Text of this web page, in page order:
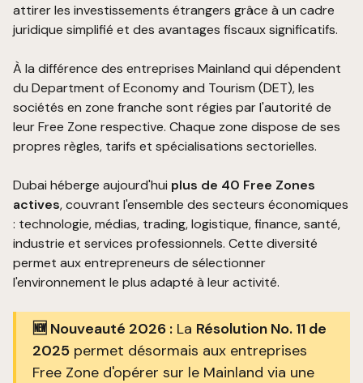
attirer les investissements étrangers grâce à un cadre
juridique simplifié et des avantages fiscaux significatifs.
À la différence des entreprises Mainland qui dépendent
du Department of Economy and Tourism (DET), les
sociétés en zone franche sont régies par l'autorité de
leur Free Zone respective. Chaque zone dispose de ses
propres règles, tarifs et spécialisations sectorielles.
Dubai héberge aujourd'hui plus de 40 Free Zones
actives, couvrant l'ensemble des secteurs économiques
: technologie, médias, trading, logistique, finance, santé,
industrie et services professionnels. Cette diversité
permet aux entrepreneurs de sélectionner
l'environnement le plus adapté à leur activité.
🆕 Nouveauté 2026 : La Résolution No. 11 de
2025 permet désormais aux entreprises
Free Zone d'opérer sur le Mainland via une